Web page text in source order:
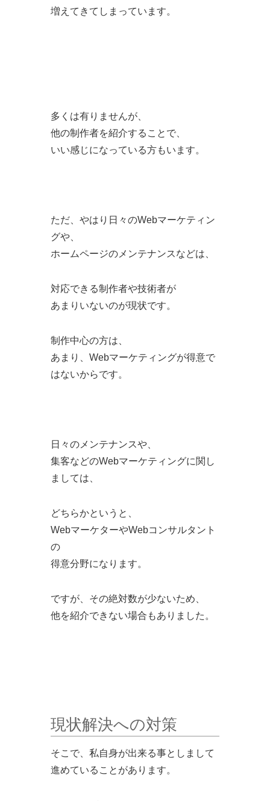
増えてきてしまっています。
多くは有りませんが、
他の制作者を紹介することで、
いい感じになっている方もいます。
ただ、やはり日々のWebマーケティン
グや、
ホームページのメンテナンスなどは、
対応できる制作者や技術者が
あまりいないのが現状です。
制作中心の方は、
あまり、Webマーケティングが得意で
はないからです。
日々のメンテナンスや、
集客などのWebマーケティングに関し
ましては、
どちらかというと、
WebマーケターやWebコンサルタント
の
得意分野になります。
ですが、その絶対数が少ないため、
他を紹介できない場合もありました。
現状解決への対策
そこで、私自身が出来る事としまして
進めていることがあります。